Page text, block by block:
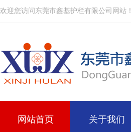
欢迎您访问东莞市鑫基护栏有限公司网站！
网站首页 关于我们